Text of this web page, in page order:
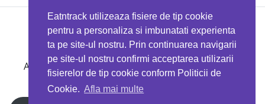
Eatntrack utilizeaza fisiere de tip cookie
pentru a personaliza si imbunatati experienta
ta pe site-ul nostru. Prin continuarea navigarii
pe site-ul nostru confirmi acceptarea utilizarii
fisierelor de tip cookie conform Politicii de
Cookie. Afla mai multe
MYPROTEIN
Ai 40%reducere la orice comandă folosind codul
EATTRACK